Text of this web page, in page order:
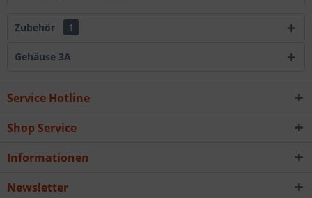
Zubehör 1
Gehäuse 3A
Service Hotline
Shop Service
Informationen
Newsletter